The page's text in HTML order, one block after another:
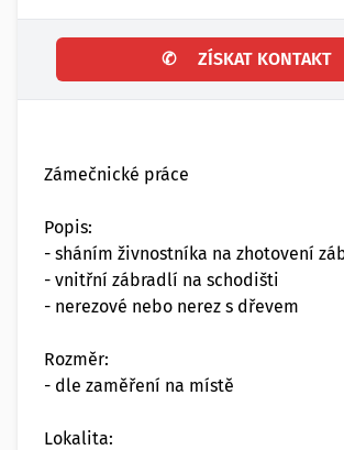
✆ ZÍSKAT KONTAKT
Zámečnické práce
Popis:
- sháním živnostníka na zhotovení
- vnitřní zábradlí na schodišti
- nerezové nebo nerez s dřevem
Rozměr:
- dle zaměření na místě
Lokalita: